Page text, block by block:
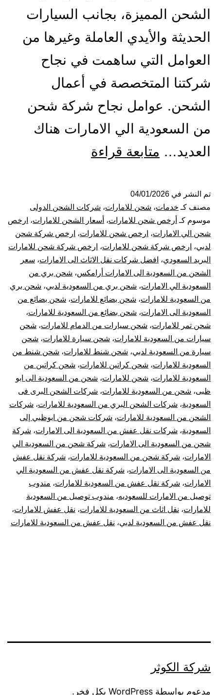
الشحن المميزة، بجانب السيارات
الحديثة والأيدي العاملة وغيرها من
العوامل التي ساهمت في نجاح
شركتنا المتخصصة في أعمال
الشحن. عوامل نجاح شركة شحن
من السعودية الي الامارات هناك
العديد… متابعة قراءة
السعودية
الي
الامارات
|
أفضل
شركات
نقل
العفش
من
السعودية
للامارات
تم النشر في 04/01/2026
مصنف كـ خدمات، شحن للامارات، شركات الشحن الدولى
موسوم كـ أرخص شحن للامارات، أسعار الشحن للامارات، ارخص
شحن الي الامارات، ارخص شحن للامارات، ارخص شركة شحن
لدبي، ارخص شركة شحن للامارات، ارخص شركة شحن للامارات
البريد السعودي، افضل شركات نقل الاثاث الى الامارات، سعر
الشحن من السعودية الى الامارات أرامكس، شحن بري من
السعودية الي الامارات، شحن بري من السعودية لدبي، شحن بري
من السعودية للامارات، شحن بضائع للامارات، شحن بضائع من
السعودية الى الامارات، شحن بضائع من السعودية للامارات،
شحن تمر للامارات، شحن سيارات من الدمام للامارات، شحن
سيارات من السعودية للامارات، شحن سيارة للامارات، شحن
سيارة من السعودية لدبي، شحن شنط للامارات، شحن شنط من
السعودية للامارات، شحن كراتين للامارات، شحن كراتين من
السعودية للامارات، شحن للامارات، شحن من السعودية الى ابو
ظبى، شحن من السعودية للامارات، شركات الشحن البرى فى
السعودية، شركات الشحن البري من السعودية للامارات، شركات
الشحن من السعودية للامارات، شركات شحن من ابوظبي إلى
السعودية، شركات نقل عفش من السعودية الى الامارات، شركة
شحن من السعودية الى الامارات، شركة شحن من السعودية الي
الامارات، شركة شحن من السعودية للامارات، شركة نقل عفش
من السعودية الى الامارات، شركة نقل عفش من السعودية الي
الامارات، شركة نقل عفش من السعودية للامارات، مندوب
توصيل من الامارات للسعوديه، مندوب توصيل من السعودية
للامارات، نقل اثاث من السعودية للامارات، نقل عفش للامارات،
نقل عفش من السعودية لدبي، نقل عفش من السعودية للامارات
شركة الكوثر
مدعوم بواسطة WordPress بكل فخر.